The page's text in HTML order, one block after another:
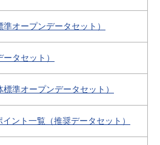
オープンデータセット）
タセット）
準オープンデータセット）
ント一覧（推奨データセット）